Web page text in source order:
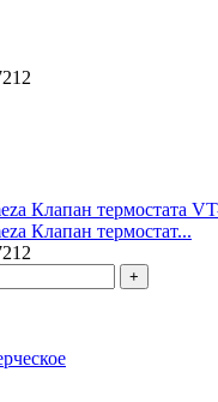
Клапан термостата
Клапан термостат...
+